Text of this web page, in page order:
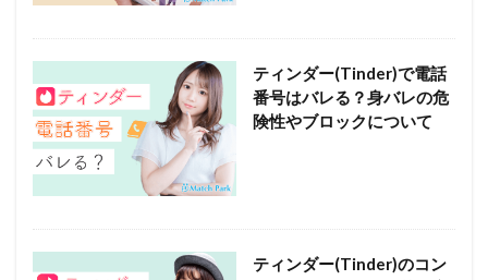
ティンダー(Tinder)で電話
番号はバレる？身バレの危
険性やブロックについて
ティンダー(Tinder)のコン